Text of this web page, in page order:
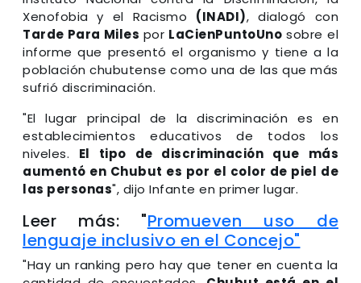
Xenofobia y el Racismo (INADI), dialogó con
Tarde Para Miles por LaCienPuntoUno sobre el
informe que presentó el organismo y tiene a la
población chubutense como una de las que más
sufrió discriminación.
"El lugar principal de la discriminación es en
establecimientos educativos de todos los
niveles. El tipo de discriminación que más
aumentó en Chubut es por el color de piel de
las personas", dijo Infante en primer lugar.
Leer más: "Promueven uso de
lenguaje inclusivo en el Concejo"
"Hay un ranking pero hay que tener en cuenta la